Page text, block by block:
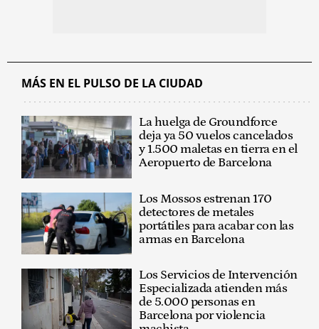
MÁS EN EL PULSO DE LA CIUDAD
La huelga de Groundforce
deja ya 50 vuelos cancelados
y 1.500 maletas en tierra en el
Aeropuerto de Barcelona
Los Mossos estrenan 170
detectores de metales
portátiles para acabar con las
armas en Barcelona
Los Servicios de Intervención
Especializada atienden más
de 5.000 personas en
Barcelona por violencia